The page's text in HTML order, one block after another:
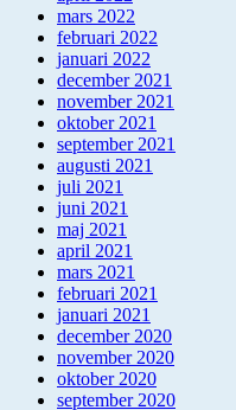
mars 2022
februari 2022
januari 2022
december 2021
november 2021
oktober 2021
september 2021
augusti 2021
juli 2021
juni 2021
maj 2021
april 2021
mars 2021
februari 2021
januari 2021
december 2020
november 2020
oktober 2020
september 2020